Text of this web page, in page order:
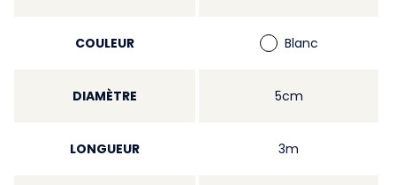
COULEUR Blanc
DIAMÈTRE 5cm
LONGUEUR 3m